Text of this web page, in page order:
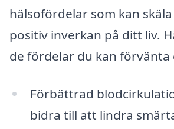
hälsofördelar som kan
positiv inverkan på ditt liv.
de fördelar du kan förvänta
Förbättrad
bidra till att lindra